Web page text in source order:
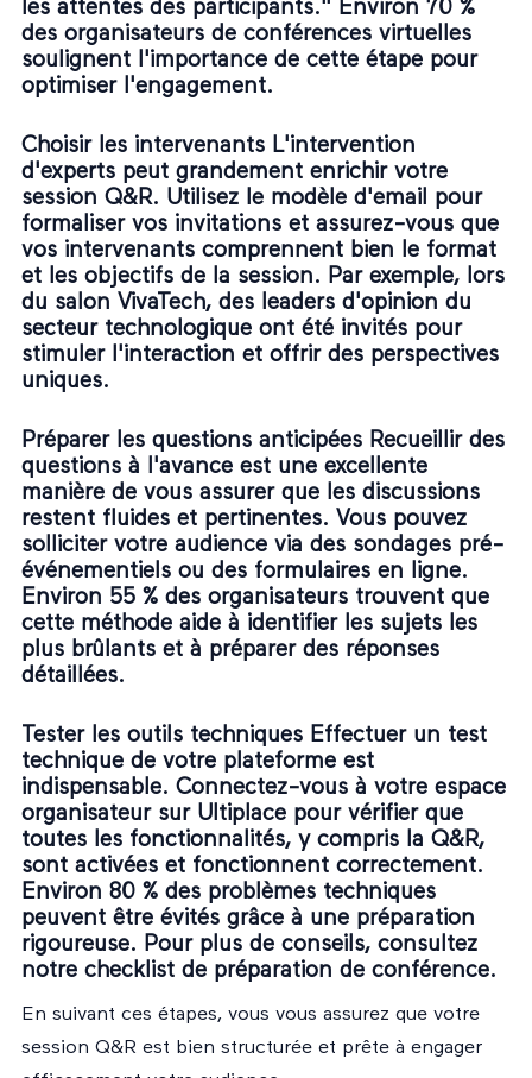
les attentes des participants." Environ 70 %
des organisateurs de conférences virtuelles
soulignent l'importance de cette étape pour
optimiser l'engagement.
Choisir les intervenants L'intervention
d'experts peut grandement enrichir votre
session Q&R. Utilisez le modèle d'email
pour
formaliser vos invitations et assurez-vous que
vos intervenants comprennent bien le format
et les objectifs de la session. Par exemple, lors
du salon VivaTech, des leaders d'opinion du
secteur technologique ont été invités pour
stimuler l'interaction et offrir des perspectives
uniques.
Préparer les questions anticipées Recueillir des
questions à l'avance est une excellente
manière de vous assurer que les discussions
restent fluides et pertinentes. Vous pouvez
solliciter votre audience via des sondages pré-
événementiels ou des formulaires en ligne.
Environ 55 % des organisateurs trouvent que
cette méthode aide à identifier les sujets les
plus brûlants et à préparer des réponses
détaillées.
Tester les outils techniques Effectuer un test
technique de votre plateforme est
indispensable. Connectez-vous à votre espace
organisateur sur Ultiplace pour vérifier que
toutes les fonctionnalités, y compris la Q&R,
sont activées et fonctionnent correctement.
Environ 80 % des problèmes techniques
peuvent être évités grâce à une préparation
rigoureuse. Pour plus de conseils, consultez
notre checklist de préparation de conférence.
En suivant ces étapes, vous vous assurez que votre
session Q&R est bien structurée et prête à engager